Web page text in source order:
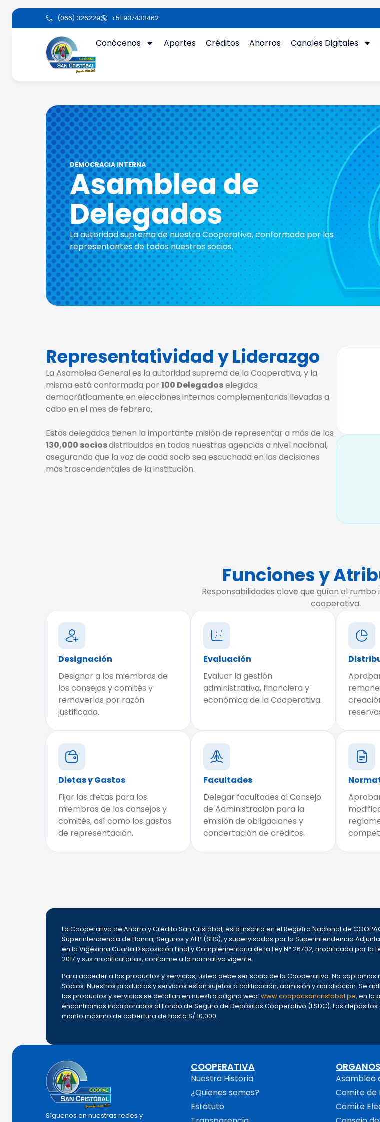
(066) 326229 +51 937433462
Conócenos Aportes Créditos Ahorros Canales Digitales
DEMOCRACIA INTERNA
Asamblea de
Delegados
La autoridad suprema de nuestra Cooperativa, conformada por los
representantes de todos nuestros socios.
Representatividad y Liderazgo
La Asamblea General es la autoridad suprema de la Cooperativa, y la
misma está conformada por 100 Delegadoselegidos
democráticamente en elecciones internas complementarias llevadas a
cabo en el mes de febrero.
Estos delegados tienen la importante misión de representar a más de los
130,000 sociosdistribuidos en todas nuestras agencias a nivel nacional,
asegurando que la voz de cada socio sea escuchada en las decisiones
más trascendentales de la institución.
Funciones y
Responsabilidades clave que guían el
cooperativa.
Designación
Designar a los miembros de
los consejos y comités y
removerlos por razón
justificada.
Evaluación
Evaluar la gestión
administrativa, financiera y
económica de la Cooperativa.
Dietas y Gastos
Fijar las dietas para los
miembros de los consejos y
comités, así como los gastos
de representación.
Facultades
Delegar facultades al Consejo
de Administración para la
emisión de obligaciones y
concertación de créditos.
La Cooperativa de Ahorro y Crédito San Cristóbal, está inscrita en el Registro Nacional de
Superintendencia de Banca, Seguros y AFP (SBS), y supervisados por la Superintendencia
en la Vigésima Cuarta Disposición Final y Complementaria de la Ley N° 26702, modificada por la
2017 y sus modificatorias, conforme a la normativa vigente.
Para acceder a los productos y servicios, usted debe ser socio de la Cooperativa. No
Socios. Nuestros productos y servicios están sujetos a calificación, admisión y aprobación. Se
los productos y servicios se detallan en nuestra página web: www.coopacsancristobal.pe, en la
encontramos incorporados al Fondo de Seguro de Depósitos Cooperativo (FSDC). Los
monto máximo de cobertura de hasta S/ 10,000.
Síguenos en nuestras redes y
COOPERATIVA
Nuestra Historia
¿Quienes somos?
Estatuto
ORGANOS
Asamblea
Comite de
Comite